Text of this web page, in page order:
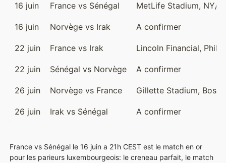
16 juin France vs Sénégal MetLife Stadium, NY/
16 juin Norvège vs Irak A confirmer
22 juin France vs Irak Lincoln Financial,
22 juin Sénégal vs Norvège A confirmer
26 juin Norvège vs France Gillette Stadium,
26 juin Irak vs Sénégal A confirmer
France vs Sénégal le 16 juin a 21h CEST est le match en or
pour les parieurs luxembourgeois: le creneau parfait, le match